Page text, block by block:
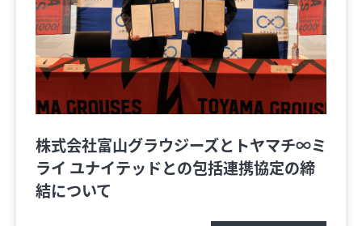
アクセス・駐車場
プライバシーポリシー
株式会社富山グラウジーズとトヤマチ∞ミ
ライ ユナイテッドとの包括連携協定の締
結について